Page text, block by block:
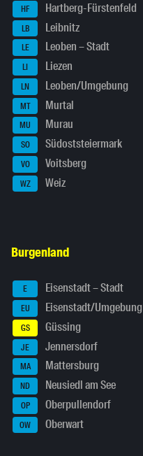
HF Hartberg-Fürstenfeld
LB Leibnitz
LE Leoben – Stadt
LI Liezen
LN Leoben/Umgebung
MT Murtal
MU Murau
SO Südoststeiermark
VO Voitsberg
WZ Weiz
Burgenland
E Eisenstadt – Stadt
EU Eisenstadt/Umgebung
GS Güssing
JE Jennersdorf
MA Mattersburg
ND Neusiedl am See
OP Oberpullendorf
OW Oberwart